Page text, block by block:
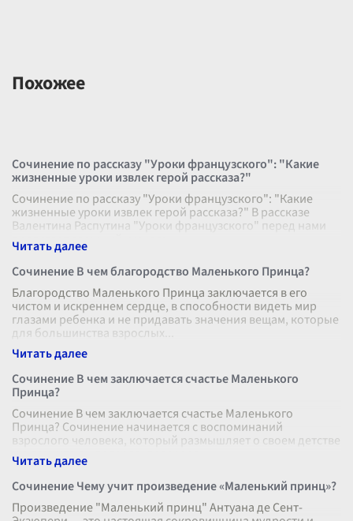
Похожее
Сочинение по рассказу "Уроки французского": "Какие
жизненные уроки извлек герой рассказа?"
Сочинение по рассказу "Уроки французского": "Какие
жизненные уроки извлек герой рассказа?" В рассказе
Валентина Распутина "Уроки французского" перед нами
предстает сложный и много
Сочинение В чем благородство Маленького Принца?
Благородство Маленького Принца заключается в его
чистом и искреннем сердце, в способности видеть мир
глазами ребенка и не придавать значения вещам, которые
для большинства взрослых
Сочинение В чем заключается счастье Маленького
Принца?
Сочинение В чем заключается счастье Маленького
Принца? Сочинение начинается с воспоминаний
взрослого человека, который размышляет о своем детстве
и о том, что он потерял, повзросл
Сочинение Чему учит произведение «Маленький принц»?
Произведение "Маленький принц" Антуана де Сент-